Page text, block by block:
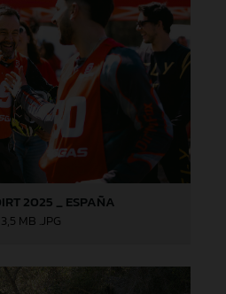
2025 _ ESPAÑA
3,5 MB .JPG